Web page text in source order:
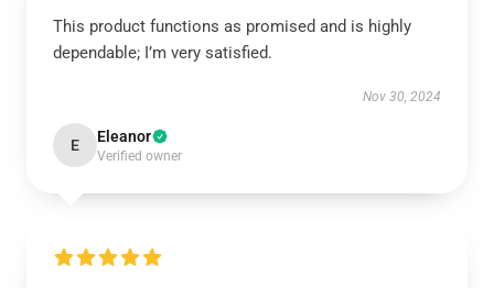
This product functions as promised and is highly
dependable; I’m very satisfied.
Nov 30, 2024
E Eleanor
Verified owner